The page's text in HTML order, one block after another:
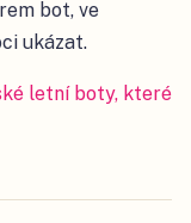
bot, ve
ukázat.
letní boty, které